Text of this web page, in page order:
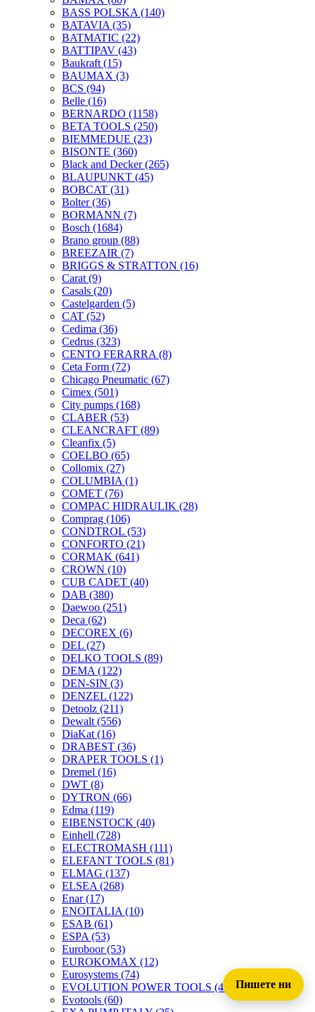
BASS POLSKA (140)
BATAVIA (35)
BATMATIC (22)
BATTIPAV (43)
Baukraft (15)
BAUMAX (3)
BCS (94)
Belle (16)
BERNARDO (1158)
BETA TOOLS (250)
BIEMMEDUE (23)
BISONTE (360)
Black and Decker(265)
BLAUPUNKT (45)
BOBCAT (31)
Bolter(36)
BORMANN (7)
Bosch (1684)
Brano group (88)
BREEZAIR (7)
BRIGGS & STRATTON (16)
Carat (9)
Casals (20)
Castelgarden (5)
CAT (52)
Cedima (36)
Cedrus (323)
CENTO FERARRA (8)
Ceta Form (72)
Chicago Pneumatic (67)
Cimex (501)
City pumps (168)
CLABER (53)
CLEANCRAFT (89)
Cleanfix (5)
COELBO (65)
Collomix (27)
COLUMBIA (1)
COMET (76)
COMPAC HIDRAULIK (28)
Comprag (106)
CONDTROL (53)
CONFORTO (21)
CORMAK (641)
CROWN (10)
CUB CADET (40)
DAB (380)
Daewoo (251)
Deca (62)
DECOREX (6)
DEL (27)
DELKO TOOLS (89)
DEMA (122)
DEN-SIN (3)
DENZEL (122)
Detoolz (211)
Dewalt (556)
DiaKat (16)
DRABEST (36)
DRAPER TOOLS (1)
Dremel (16)
DWT (8)
DYTRON (66)
Edma (119)
EIBENSTOCK (40)
Einhell (728)
ELECTROMASH (111)
ELEFANT TOOLS (81)
ELMAG (137)
ELSEA (268)
Enar(17)
ENOITALIA (10)
ESAB (61)
ESPA (53)
Euroboor(53)
EUROKOMAX (12)
Eurosystems (74)
EVOLUTION POWER TOOLS (45)
Evotools (60)
Пишете ни